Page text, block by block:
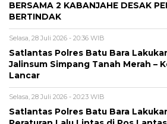
BERSAMA 2 KABANJAHE DESAK
BERTINDAK
Selasa, 28 Juli 2026 - 20:36 WIB
Satlantas Polres Batu Bara
Jalinsum Simpang Tanah Merah –
Lancar
Selasa, 28 Juli 2026 - 20:23 WIB
Satlantas Polres Batu Bara